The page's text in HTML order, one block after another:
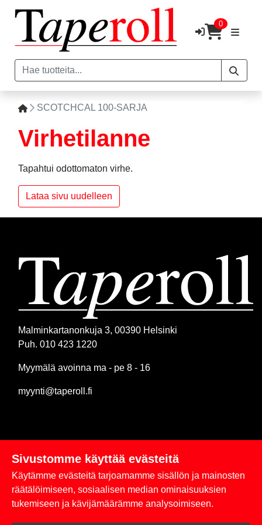
0
SCOTCHCAL 100-SARJA
Virhetilanne
Tapahtui odottomaton virhe.
Lataa sivu uudelleen
Malminkartanonkuja 3, 00390 Helsinki
Puh. 010 423 1220
Myymälä avoinna ma - pe 8 - 16
myynti@taperoll.fi
Linkit
Rekisteriseloste
Sivustomme käyttää evästeitä
Käytämme evästeitä tarjoamamme sisällön ja mainosten
räätälöimiseen, sosiaalisen median ominaisuuksien
tukemiseen ja kävijämäärämme analysoimiseen.